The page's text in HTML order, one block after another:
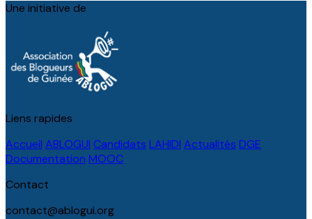
Une initiative de
Liens rapides
Accueil ABLOGUI Candidats LAHIDI Actualités DGE
Documentation MOOC
Contact
contact@ablogui.org